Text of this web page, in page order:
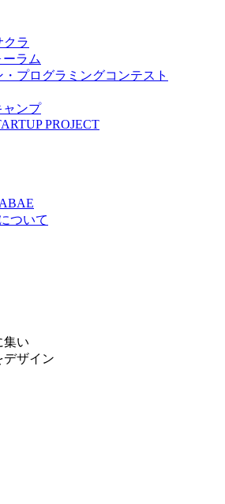
クラ
ラム
プログラミングコンテスト
ャンプ
PROJECT
ついて
集い
デザイン